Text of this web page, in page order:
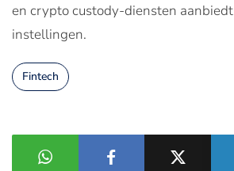
en crypto custody-diensten
instellingen.
Fintech